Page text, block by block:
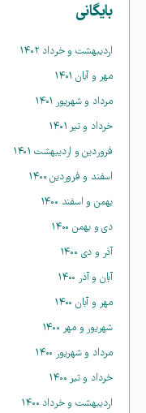
بایگانی
اردیبهشت و خرداد ۱۴۰۲
مهر و آبان ۱۴۰۱
مرداد و شهریور ۱۴۰۱
خرداد و تیر ۱۴۰۱
فروردین و اردیبهشت ۱۴۰۱
اسفند و فروردین ۱۴۰۰
بهمن و اسفند ۱۴۰۰
دی و بهمن ۱۴۰۰
آذر و دی ۱۴۰۰
آبان و آذر ۱۴۰۰
مهر و آبان ۱۴۰۰
شهریور و مهر ۱۴۰۰
مرداد و شهریور ۱۴۰۰
خرداد و تیر ۱۴۰۰
اردیبهشت و خرداد ۱۴۰۰